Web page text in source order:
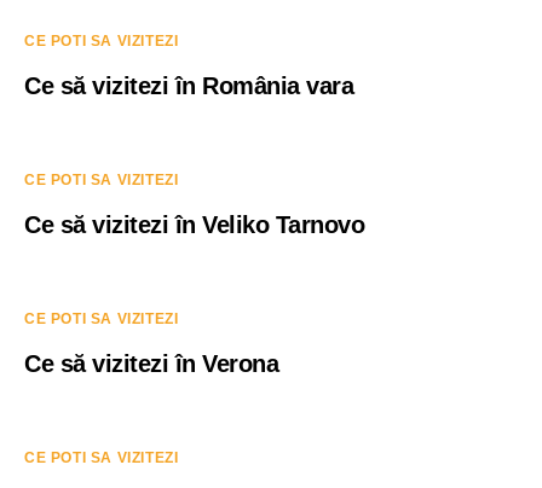
CE POTI SA VIZITEZI
Ce să vizitezi în România vara
CE POTI SA VIZITEZI
Ce să vizitezi în Veliko Tarnovo
CE POTI SA VIZITEZI
Ce să vizitezi în Verona
CE POTI SA VIZITEZI